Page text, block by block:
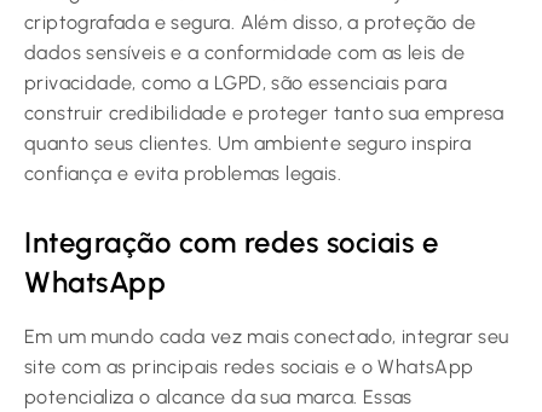
criptografada e segura. Além disso, a proteção de
dados sensíveis e a conformidade com as leis de
privacidade, como a LGPD, são essenciais para
construir credibilidade e proteger tanto sua empresa
quanto seus clientes. Um ambiente seguro inspira
confiança e evita problemas legais.
Integração com redes sociais e
WhatsApp
Em um mundo cada vez mais conectado, integrar seu
site com as principais redes sociais e o WhatsApp
potencializa o alcance da sua marca. Essas